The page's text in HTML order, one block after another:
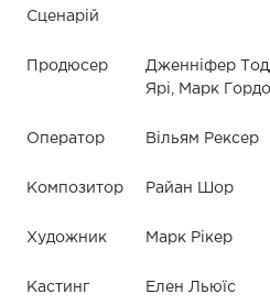
Сценарій
Продюсер
Дженніфер
Ярі, Марк
Оператор Вільям Рексер
Композитор Райан Шор
Художник Марк Рікер
Кастинг Елен Льюїс